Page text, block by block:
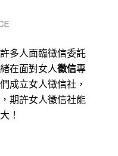
多人面臨徵信委託
在面對女人徵信專
成立女人徵信社，
期許女人徵信社能
！